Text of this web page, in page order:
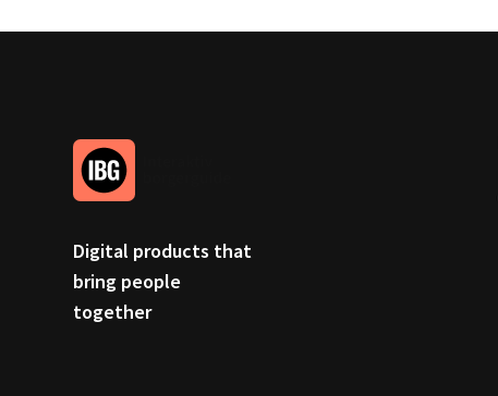
Digital products that
bring people
together